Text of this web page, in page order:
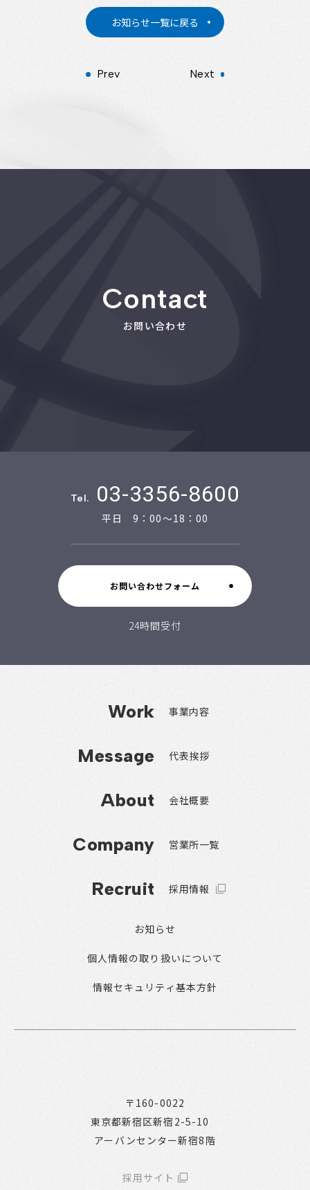
Prev
お知らせ一覧に戻る
Next
Contact
お問い合わせ
Tel. 03-3356-8600
平日 9：00～18：00
お問い合わせフォーム
24時間受付
〒160-0022
東京都新宿区新宿2-5-10
アーバンセンター新宿8階
採用サイト
Work 事業内容
Message 代表挨拶
About 会社概要
Company 営業所一覧
Recruit 採用情報
お知らせ
個人情報の取り扱いについて
情報セキュリティ基本方針